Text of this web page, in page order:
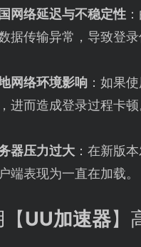
网络延迟与不稳定性
据传输异常，导致登录
网络环境影响：如果
进而造成登录过程卡顿
器压力过大：在新版
端表现为一直在加载。
UU加速器】